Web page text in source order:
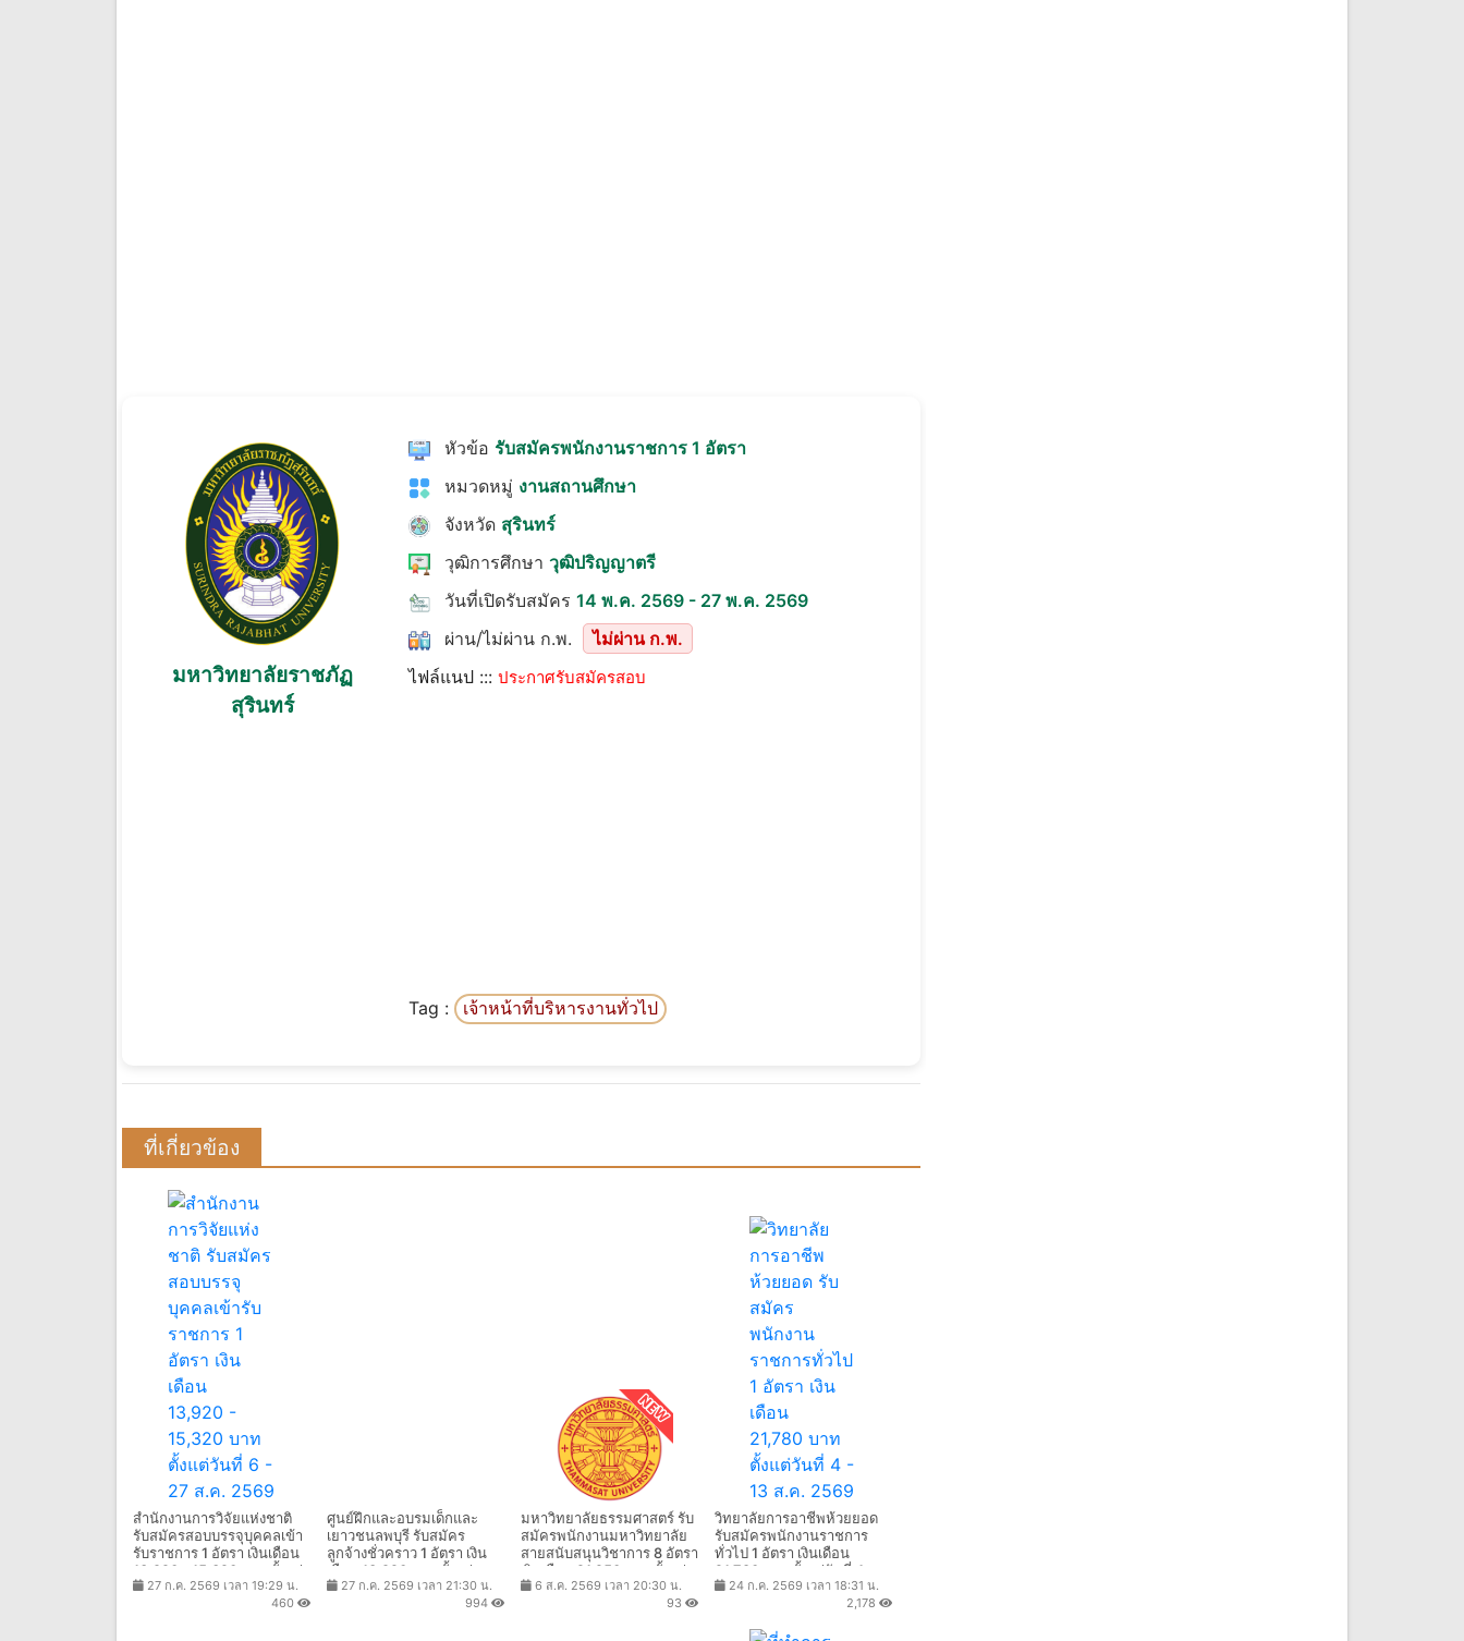
มหาวิทยาลัยราชภัฏ
สุรินทร์
หัวข้อ รับสมัครพนักงานราชการ 1 อัตรา
หมวดหมู่ งานสถานศึกษา
จังหวัด สุรินทร์
วุฒิการศึกษา วุฒิปริญญาตรี
วันที่เปิดรับสมัคร 14 พ.ค. 2569 - 27 พ.ค. 2569
ผ่าน/ไม่ผ่าน ก.พ.
ไม่ผ่าน ก.พ.
ไฟล์แนป ::: ประกาศรับสมัครสอบ
Tag : เจ้าหน้าที่บริหารงานทั่วไป
ที่เกี่ยวข้อง
สำนักงานการวิจัยแห่งชาติ
รับสมัครสอบบรรจุบุคคลเข้า
รับราชการ 1 อัตรา เงินเดือน
13,920 - 15,320 บาท ตั้งแต่
วันที่ 6 - 27 ส.ค. 2569
27 ก.ค. 2569 เวลา 19:29 น.
460
ศูนย์ฝึกและอบรมเด็กและ
เยาวชนลพบุรี รับสมัคร
ลูกจ้างชั่วคราว 1 อัตรา เงิน
เดือน 13,920 บาท ตั้งเเต่
บัดนี้-7 ส.ค. 2569
27 ก.ค. 2569 เวลา 21:30 น.
994
มหาวิทยาลัยธรรมศาสตร์ รับ
สมัครพนักงานมหาวิทยาลัย
สายสนับสนุนวิชาการ 8 อัตรา
เงินเดือน 21,250 บาท ตั้งแต่
วันที่ 10-25 ส.ค. 2569
6 ส.ค. 2569 เวลา 20:30 น.
93
วิทยาลัยการอาชีพห้วยยอด
รับสมัครพนักงานราชการ
ทั่วไป 1 อัตรา เงินเดือน
21,780 บาท ตั้งแต่วันที่ 4 -
13 ส.ค. 2569
24 ก.ค. 2569 เวลา 18:31 น.
2,178